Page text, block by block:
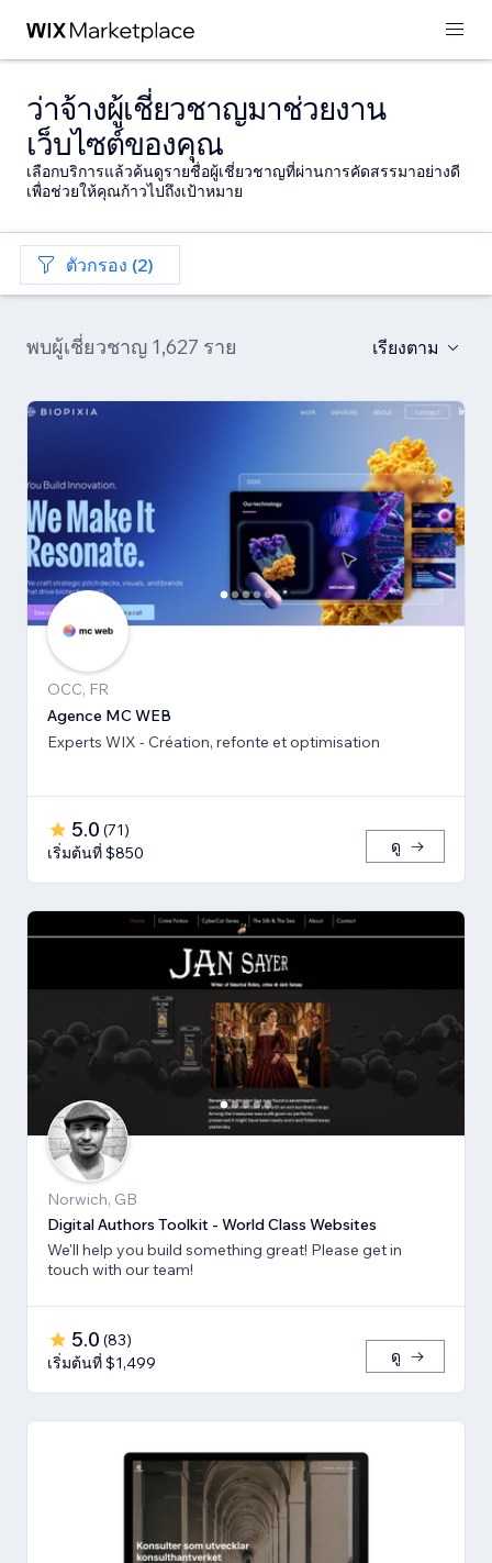
ว่าจ้างผู้เชี่ยวชาญมาช่วยงาน
เว็บไซต์ของคุณ
เลือกบริการแล้วค้นดูรายชื่อผู้เชี่ยวชาญที่ผ่านการคัดสรรมาอย่างดี
เพื่อช่วยให้คุณก้าวไปถึงเป้าหมาย
ตัวกรอง (2)
พบผู้เชี่ยวชาญ 1,627 ราย เรียงตาม
OCC, FR
Agence MC WEB
Experts WIX - Création, refonte et optimisation
5.0 (71)
เริ่มต้นที่ $850
ดู
Norwich, GB
Digital Authors Toolkit - World Class Websites
We'll help you build something great! Please get in
touch with our team!
5.0 (83)
เริ่มต้นที่ $1,499
ดู